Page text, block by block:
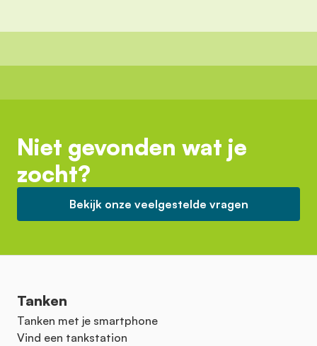
Niet gevonden wat je
zocht?
Bekijk onze veelgestelde vragen
Tanken
Tanken met je smartphone
Vind een tankstation